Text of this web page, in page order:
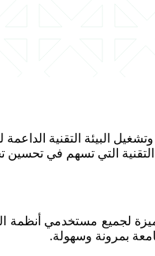
وتشغيل البيئة التقنية
التي تسهم في تحسين
لجميع مستخدمي أنظمة
بمرونة وسهولة.